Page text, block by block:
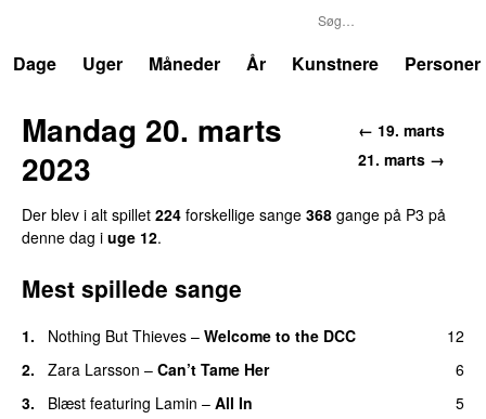
Dage
Uger Måneder År Kunstnere Personer
← 19. marts
21. marts →
Mandag 20. marts
2023
Der blev i alt spillet 224 forskellige sange 368 gange på P3 på
denne dag i uge 12.
Mest spillede sange
1. Nothing But Thieves – Welcome to the DCC
12
2.
Zara Larsson – Can’t Tame Her
6
3.
Blæst featuring Lamin – All In
5